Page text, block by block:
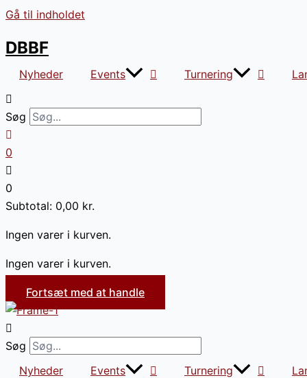
Gå til indholdet
DBBF
Nyheder Events Turnering
Søg
0
0
Subtotal: 0,00 kr.
Ingen varer i kurven.
Ingen varer i kurven.
Fortsæt med at handle
Søg
Nyheder
Events Turnering